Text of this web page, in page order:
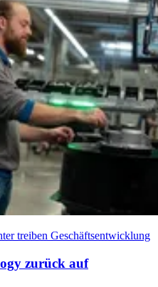
treiben Geschäftsentwicklung
zurück auf